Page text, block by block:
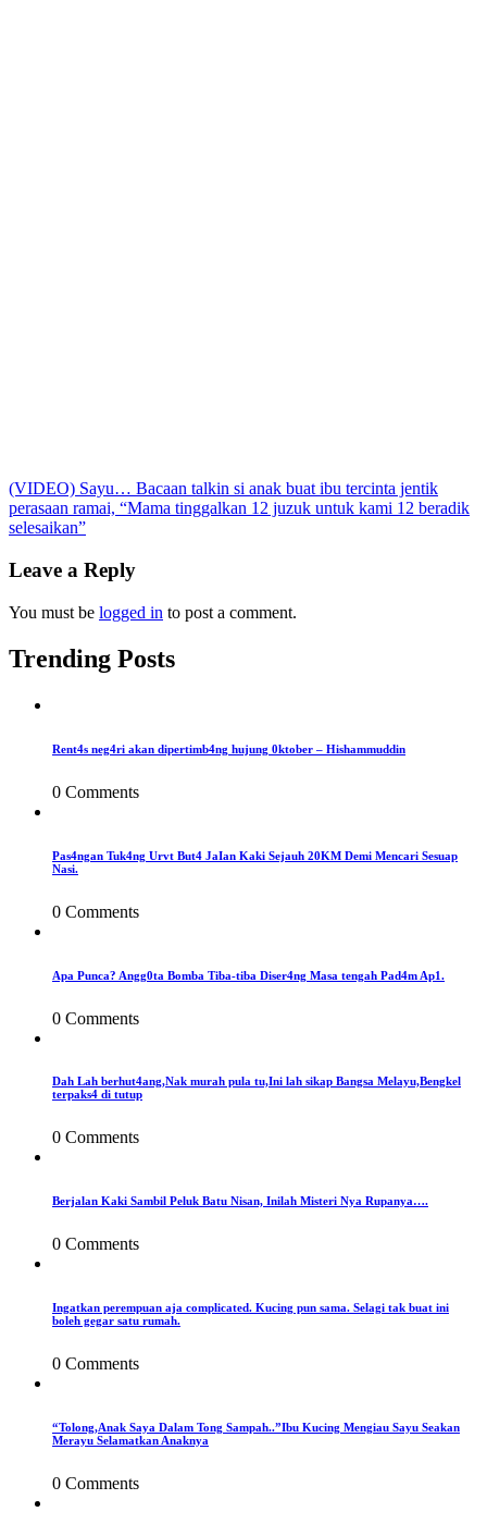
Post
navigation
(VIDEO) Sayu… Bacaan talkin si anak buat ibu tercinta jentik
perasaan ramai, “Mama tinggalkan 12 juzuk untuk kami 12 beradik
selesaikan”
Leave a Reply
You must be logged in to post a comment.
Trending Posts
Rent4s neg4ri akan dipertimb4ng hujung 0ktober – Hishammuddin
0 Comments
Pas4ngan Tuk4ng Urvt But4 JaIan Kaki Sejauh 20KM Demi Mencari Sesuap
Nasi.
0 Comments
Apa Punca? Angg0ta Bomba Tiba-tiba Diser4ng Masa tengah Pad4m Ap1.
0 Comments
Dah Lah berhut4ang,Nak murah pula tu,Ini lah sikap Bangsa Melayu,Bengkel
terpaks4 di tutup
0 Comments
Berjalan Kaki Sambil Peluk Batu Nisan, Inilah Misteri Nya Rupanya….
0 Comments
Ingatkan perempuan aja complicated. Kucing pun sama. Selagi tak buat ini
boleh gegar satu rumah.
0 Comments
“Tolong,Anak Saya Dalam Tong Sampah..”Ibu Kucing Mengiau Sayu Seakan
Merayu Selamatkan Anaknya
0 Comments